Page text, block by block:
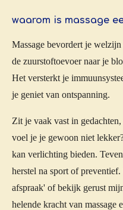
waarom is massage
Massage bevordert je
de zuurstoftoevoer naar je
Het versterkt je
je geniet van ontspanning.
Zit je vaak vast in
voel je je gewoon niet
kan verlichting bieden.
herstel na sport of
afspraak' of bekijk gerust
helende kracht van massage